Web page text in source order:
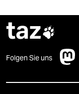
taz
Folgen Sie uns